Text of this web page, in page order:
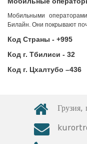
Мобильными
Билайн. Они покрывают
Код Страны - +995
Код г. Тбилиси - 32
Код г. Цхалтубо –436